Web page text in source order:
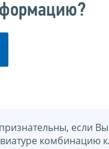
если
комбинацию